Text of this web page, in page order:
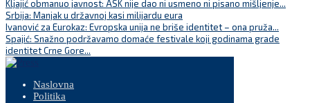
Kljajić obmanuo javnost: ASK nije dao ni usmeno ni pisano mišljenje...
Srbija: Manjak u državnoj kasi milijardu eura
Ivanović za Eurokaz: Evropska unija ne briše identitet – ona pruža...
Spajić: Snažno podržavamo domaće festivale koji godinama grade
identitet Crne Gore...
Naslovna
Politika